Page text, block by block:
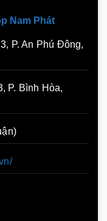
Nam Phát
P. An Phú Đông,
P. Bình Hòa,